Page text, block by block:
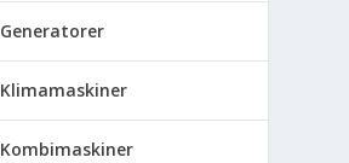
Generatorer
Klimamaskiner
Kombimaskiner